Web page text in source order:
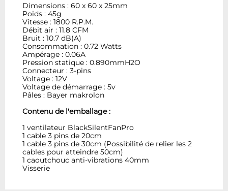
Dimensions : 60 x 60 x 25mm
Poids : 45g
Vitesse : 1800 R.P.M.
Débit air : 11.8 CFM
Bruit : 10.7 dB(A)
Consommation : 0.72 Watts
Ampérage : 0.06A
Pression statique : 0.890mmH2O
Connecteur : 3-pins
Voltage : 12V
Voltage de démarrage : 5v
Pâles : Bayer makrolon
Contenu de l'emballage :
1 ventilateur BlackSilentFanPro
1 cable 3 pins de 20cm
1 cable 3 pins de 30cm (Possibilité de relier les 2
cables pour atteindre 50cm)
1 caoutchouc anti-vibrations 40mm
Visserie